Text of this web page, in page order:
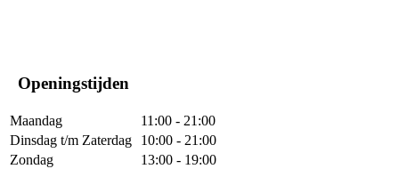
Openingstijden
Maandag
11:00 - 21:00
Dinsdag t/m Zaterdag
10:00 - 21:00
Zondag
13:00 - 19:00